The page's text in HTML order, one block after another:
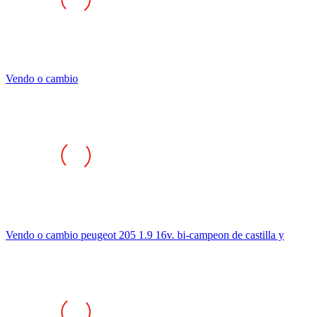
Vendo o cambio
Vendo o cambio peugeot 205 1.9 16v. bi-campeon de castilla y